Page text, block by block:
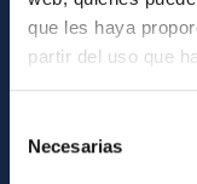
que les haya
partir del uso que
Necesarias
How to get to the
List of personnel
Library
General register